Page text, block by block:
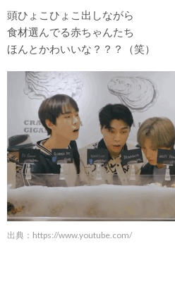
頭ひょこひょこ出しながら
食材選んでる赤ちゃんたち
ほんとかわいいな？？？（笑）
出典： https://www.youtube.com/